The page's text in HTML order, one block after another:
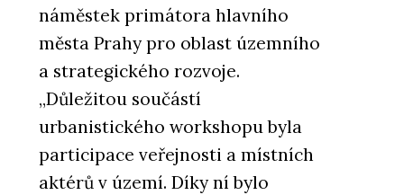
náměstek primátora hlavního
města Prahy pro oblast územního
a strategického rozvoje.
„Důležitou součástí
urbanistického workshopu byla
participace veřejnosti a místních
aktérů v území. Díky ní bylo